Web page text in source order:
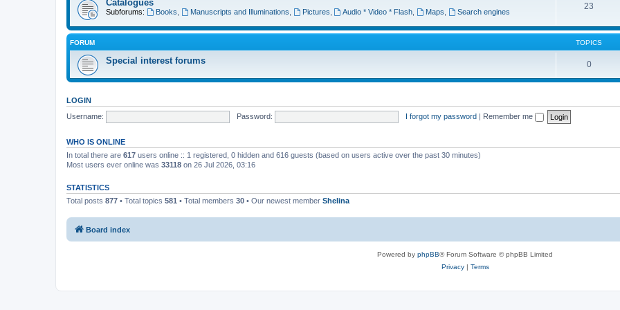
Catalogues
Subforums: Books Manuscripts and Illuminations Pictures Audio * Video * Flash Maps Search engines
23
FORUM TOPICS
Special interest forums 0
LOGIN
Username:
Password: I forgot my password | Remember me
WHO IS ONLINE
In total there are 617 users online :: 1 registered, 0 hidden and 616 guests (based on users active over the past 30 minutes)
Most users ever online was 33118 on 26 Jul 2026, 03:16
STATISTICS
Total posts 877 • Total topics 581 • Total members 30 • Our newest member Shelina
Board index
Powered by phpBB® Forum Software © phpBB Limited
Privacy| Terms